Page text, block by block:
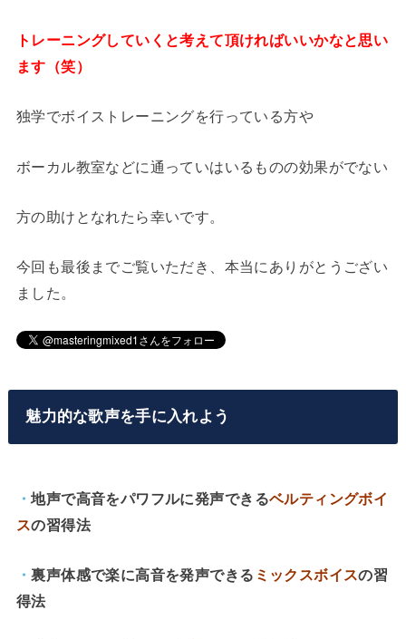
トレーニングしていくと考えて頂ければいいかなと思い
ます（笑）
独学でボイストレーニングを行っている方や
ボーカル教室などに通っていはいるものの効果がでない
方の助けとなれたら幸いです。
今回も最後までご覧いただき、本当にありがとうござい
ました。
魅力的な歌声を手に入れよう
・地声で高音をパワフルに発声できるベルティングボイ
スの習得法
・裏声体感で楽に高音を発声できる ミックスボイスの習
得法